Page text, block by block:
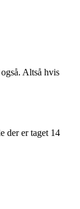
Altså hvis
der er taget 14